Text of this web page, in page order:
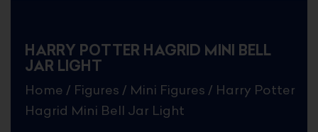
HARRY POTTER HAGRID MINI BELL
JAR LIGHT
Home / Figures / Mini Figures / Harry Potter
Hagrid Mini Bell Jar Light